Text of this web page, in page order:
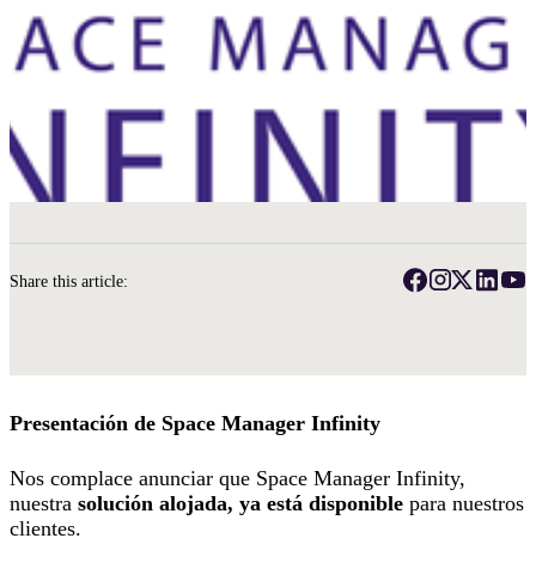
Share this article:
Presentación de Space Manager Infinity
Nos complace anunciar que Space Manager Infinity,
nuestra solución alojada, ya está disponible para nuestros
clientes.